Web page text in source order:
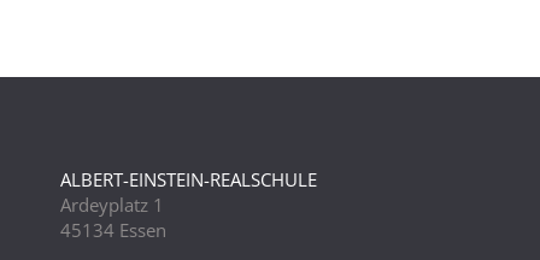
ALBERT-EINSTEIN-REALSCHULE
Ardeyplatz 1
45134 Essen